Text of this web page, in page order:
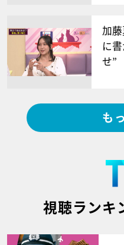
加
に
せ”
も
視聴ランキ